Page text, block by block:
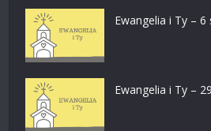
Ewangelia i Ty – 6
Ewangelia i Ty –